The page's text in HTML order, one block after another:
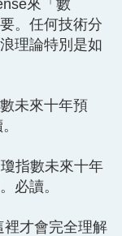
來「數
。任何技術分
理論特別是如
未來十年預
指數未來十年
必讀。
才會完全理解